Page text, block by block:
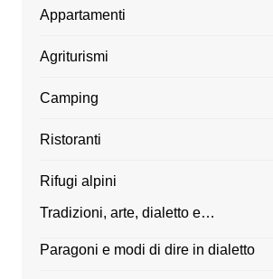
Appartamenti
Agriturismi
Camping
Ristoranti
Rifugi alpini
Tradizioni, arte, dialetto e…
Paragoni e modi di dire in dialetto